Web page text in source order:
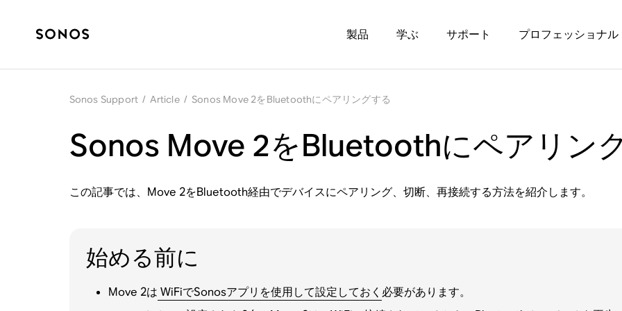
製品 学ぶ サポート プロフェッショナル
Sonos Support / Article / Sonos Move 2をBluetoothにペアリングする
Sonos Move 2をBluetoothにペアリン
この記事では、Move 2をBluetooth経由でデバイスにペアリング、切断、再接続する方法を紹介します。
始める前に
Move 2は WiFiでSonosアプリを使用して設定しておく 必要があります。